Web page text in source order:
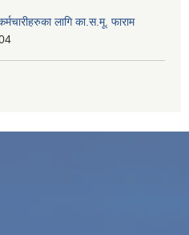
लागि का.स.मू. फाराम